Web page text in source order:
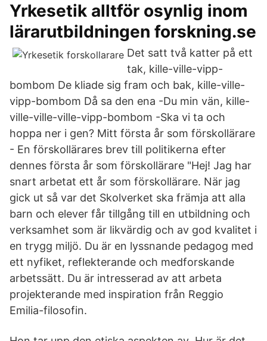
Yrkesetik alltför osynlig inom
lärarutbildningen forskning.se
Det satt två katter på ett
tak, kille-ville-vipp-
bombom De kliade sig fram och bak, kille-ville-
vipp-bombom Då sa den ena -Du min vän, kille-
ville-ville-ville-vipp-bombom -Ska vi ta och
hoppa ner i gen? Mitt första år som förskollärare
- En förskollärares brev till politikerna efter
dennes första år som förskollärare "Hej! Jag har
snart arbetat ett år som förskollärare. När jag
gick ut så var det Skolverket ska främja att alla
barn och elever får tillgång till en utbildning och
verksamhet som är likvärdig och av god kvalitet i
en trygg miljö. Du är en lyssnande pedagog med
ett nyfiket, reflekterande och medforskande
arbetssätt. Du är intresserad av att arbeta
projekterande med inspiration från Reggio
Emilia-filosofin.